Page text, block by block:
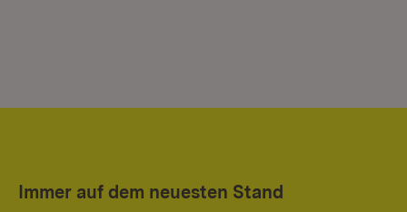
Immer auf dem neuesten Stand